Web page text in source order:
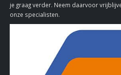
je graag verder. Neem daarvoor
onze specialisten.